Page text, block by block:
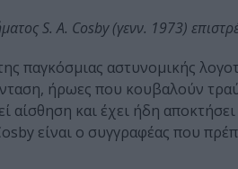
S. A. Cosby (γενν. 1973)
παγκόσμιας αστυνομικής
ήρωες που κουβαλούν
αίσθηση και έχει ήδη
είναι ο συγγραφέας που